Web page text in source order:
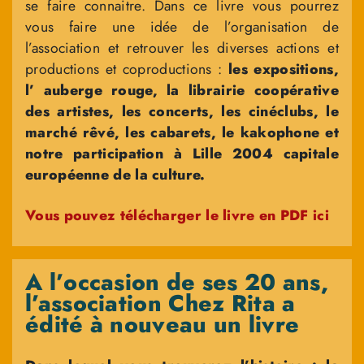
se faire connaitre. Dans ce livre vous pourrez
vous faire une idée de l’organisation de
l’association et retrouver les diverses actions et
productions et coproductions : les expositions,
l’ auberge rouge, la librairie coopérative
des artistes, les concerts, les cinéclubs, le
marché rêvé, les cabarets, le kakophone et
notre participation à Lille 2004 capitale
européenne de la culture.
Vous pouvez télécharger le livre en PDF ici
A l’occasion de ses 20 ans,
l’association Chez Rita a
édité à nouveau un livre